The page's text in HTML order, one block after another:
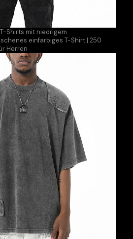
Shirts mit niedrigem
einfarbiges T-Shirt | 250
Herren